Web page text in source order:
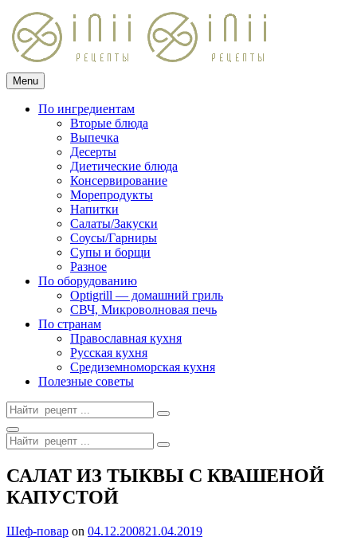
Skip
to
content
Кулинарные рецепты
для домашнего приготовления
Menu
По ингредиентам
Вторые блюда
Выпечка
Десерты
Диетические блюда
Консервирование
Морепродукты
Напитки
Салаты/Закуски
Соусы/Гарниры
Супы и борщи
Разное
По оборудованию
Optigrill — домашний гриль
СВЧ, Микроволновая печь
По странам
Православная кухня
Русская кухня
Средиземноморская кухня
Полезные советы
Search
for:
Search
Search
for:
Site
Overlay
САЛАТ ИЗ ТЫКВЫ С КВАШЕНОЙ
КАПУСТОЙ
By
Шеф-повар on 04.12.200821.04.2019